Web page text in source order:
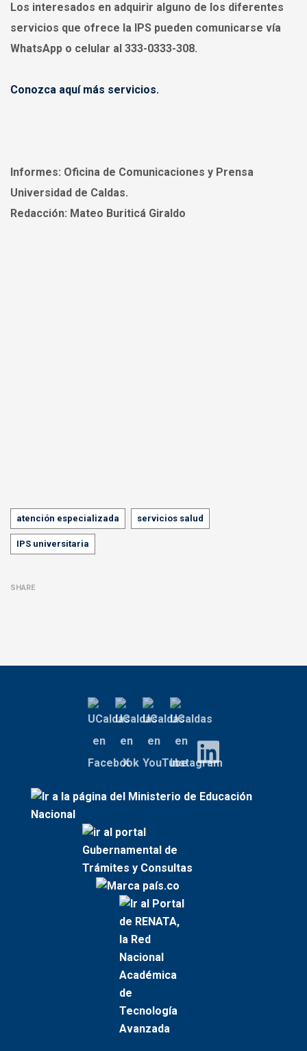
Los interesados en adquirir alguno de los diferentes
servicios que ofrece la IPS pueden comunicarse vía
WhatsApp o celular al 333-0333-308.
Conozca aquí más servicios.
Informes: Oficina de Comunicaciones y Prensa
Universidad de Caldas.
Redacción: Mateo Buriticá Giraldo
Tags
atención especializada servicios salud
IPS universitaria
SHARE